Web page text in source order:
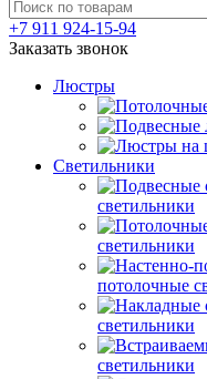
+7 911 924-15-94
Заказать звонок
Люстры
Светильники
светильники
светильники
потолочные
светильники
светильники